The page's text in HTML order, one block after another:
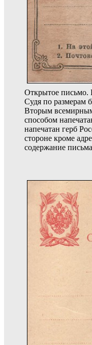
Открытое письмо.
Судя по размерам
Вторым
способом
напечатан герб
стороне кроме
содержание